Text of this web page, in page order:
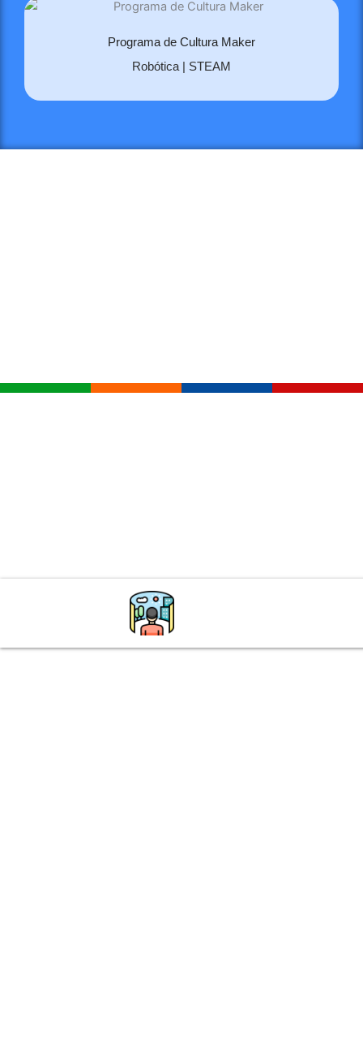
Programa de Cultura Maker
Robótica | STEAM